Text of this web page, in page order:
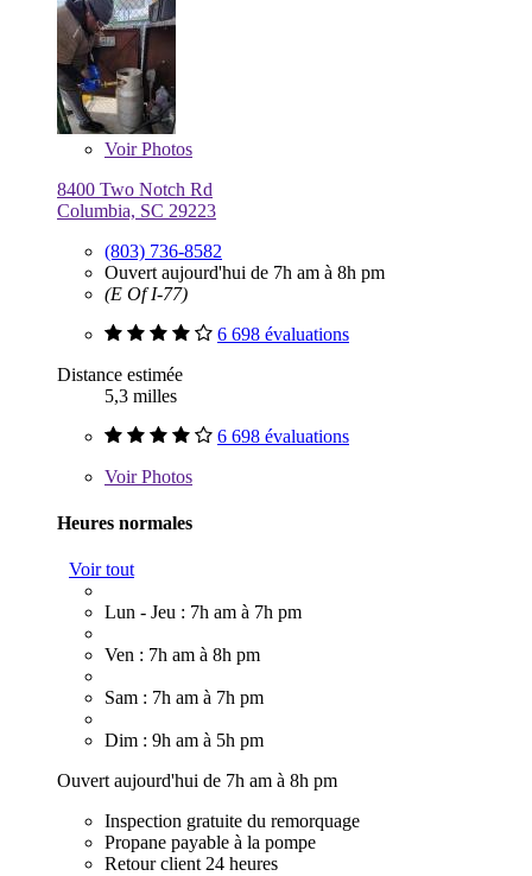
VoirPhotos
8400 Two Notch Rd
Columbia, SC 29223
(803) 736-8582
Ouvert aujourd'hui de 7h am à 8h pm
(E Of I-77)
6 698 évaluations
Distance estimée
5,3 milles
6 698 évaluations
VoirPhotos
Heures normales
Voir tout
Lun - Jeu : 7h am à 7h pm
Ven : 7h am à 8h pm
Sam : 7h am à 7h pm
Dim : 9h am à 5h pm
Ouvert aujourd'hui de 7h am à 8h pm
Inspection gratuite du remorquage
Propane payable à la pompe
Retour client 24 heures